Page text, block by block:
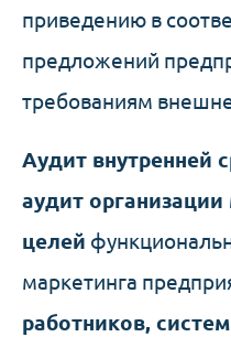
приведению в
предложений
требованиям
Аудит внутренней
аудит организации
целей
маркетинга
работников,